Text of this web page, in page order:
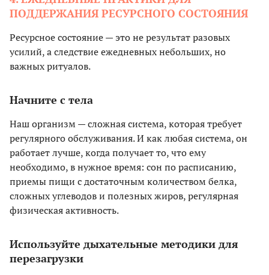
ПОДДЕРЖАНИЯ РЕСУРСНОГО СОСТОЯНИЯ
Ресурсное состояние — это не результат разовых
усилий, а следствие ежедневных небольших, но
важных ритуалов.
Начните с тела
Наш организм — сложная система, которая требует
регулярного обслуживания. И как любая система, он
работает лучше, когда получает то, что ему
необходимо, в нужное время: сон по расписанию,
приемы пищи с достаточным количеством белка,
сложных углеводов и полезных жиров, регулярная
физическая активность.
Используйте дыхательные методики для
перезагрузки